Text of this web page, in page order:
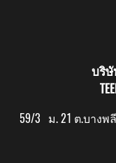
บริษั
59/3 ม. 21 ต.บางพ